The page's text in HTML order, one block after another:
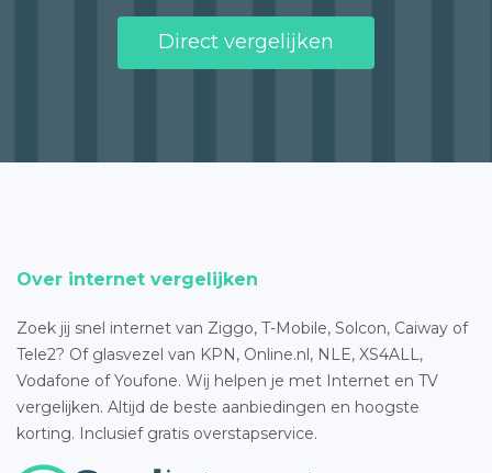
Direct vergelijken
Over internet vergelijken
Zoek jij snel internet van Ziggo, T-Mobile, Solcon, Caiway of
Tele2? Of glasvezel van KPN, Online.nl, NLE, XS4ALL,
Vodafone of Youfone. Wij helpen je met Internet en TV
vergelijken. Altijd de beste aanbiedingen en hoogste
korting. Inclusief gratis overstapservice.